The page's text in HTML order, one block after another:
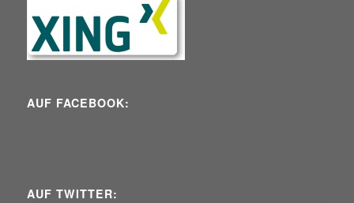
AUF FACEBOOK:
AUF TWITTER: